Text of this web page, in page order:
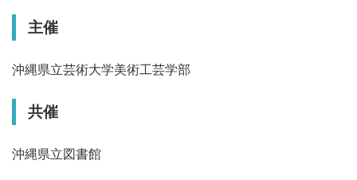
主催
沖縄県立芸術大学美術工芸学部
共催
沖縄県立図書館